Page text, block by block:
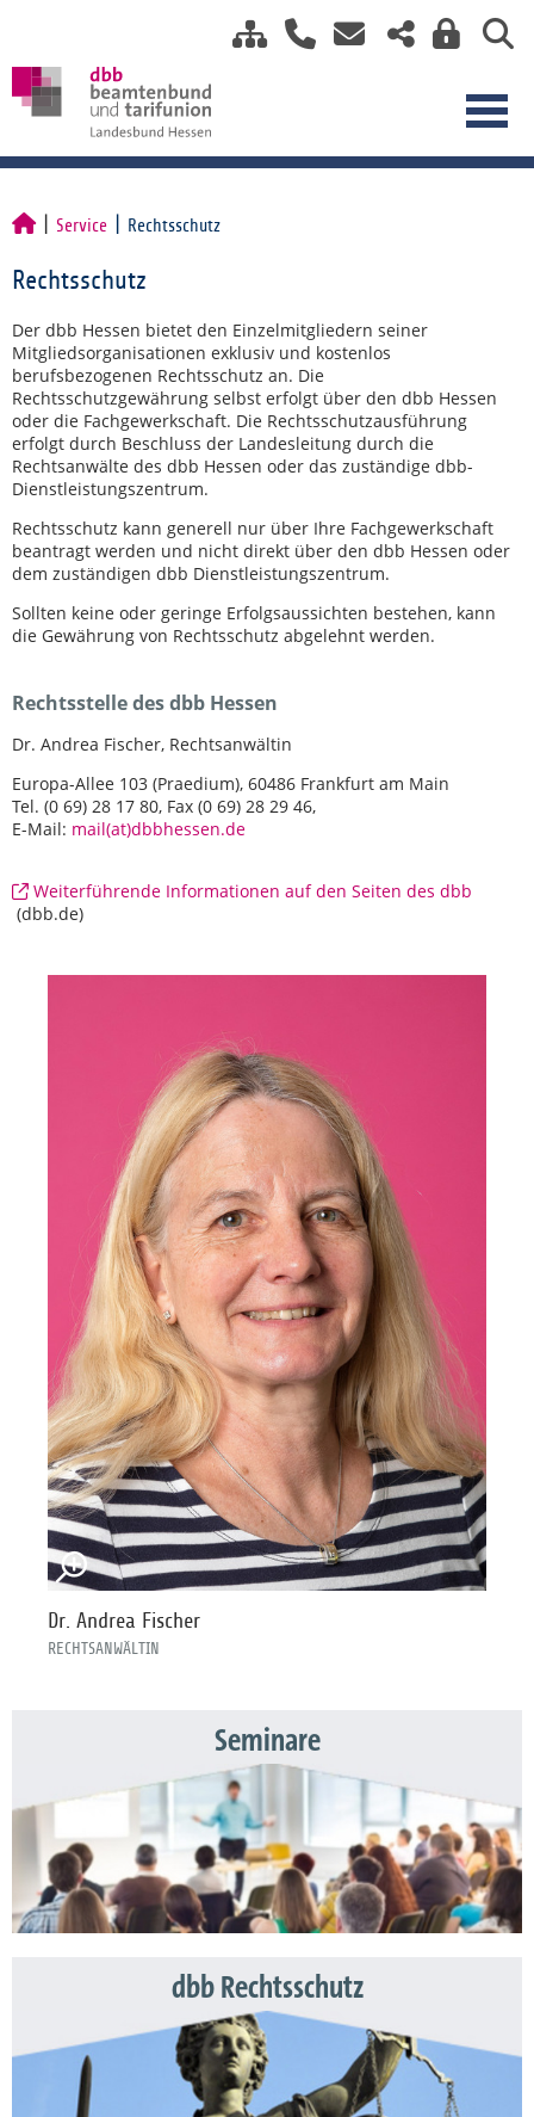
Service Rechtsschutz
Rechtsschutz
Der dbb Hessen bietet den Einzelmitgliedern seiner
Mitgliedsorganisationen exklusiv und kostenlos
berufsbezogenen Rechtsschutz an. Die
Rechtsschutzgewährung selbst erfolgt über den dbb Hessen
oder die Fachgewerkschaft. Die Rechtsschutzausführung
erfolgt durch Beschluss der Landesleitung durch die
Rechtsanwälte des dbb Hessen oder das zuständige dbb-
Dienstleistungszentrum.
Rechtsschutz kann generell nur über Ihre Fachgewerkschaft
beantragt werden und nicht direkt über den dbb Hessen oder
dem zuständigen dbb Dienstleistungszentrum.
Sollten keine oder geringe Erfolgsaussichten bestehen, kann
die Gewährung von Rechtsschutz abgelehnt werden.
Rechtsstelle des dbb Hessen
Dr. Andrea Fischer, Rechtsanwältin
Europa-Allee 103 (Praedium), 60486 Frankfurt am Main
Tel. (0 69) 28 17 80, Fax (0 69) 28 29 46,
E-Mail: mail(at)dbbhessen.de
Weiterführende Informationen auf den Seiten des dbb
(dbb.de)
Dr. Andrea Fischer
RECHTSANWÄLTIN
Seminare
dbb Rechtsschutz